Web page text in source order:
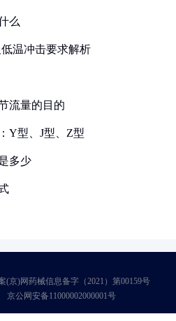
么
温冲击要求解析
流量的目的
Y型、J型、Z型
多少
(京)网药械信息备字（2021）第00159号
京公网安备11000002000001号